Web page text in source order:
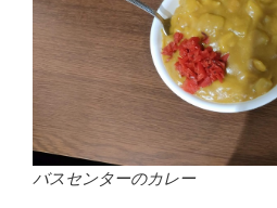
バスセンターのカレー